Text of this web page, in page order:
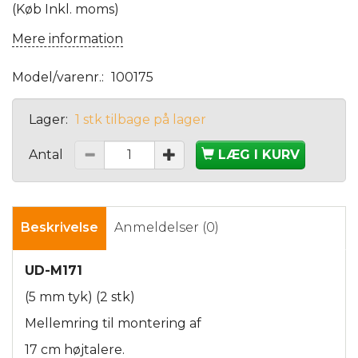
(Køb Inkl. moms)
Mere information
Model/varenr.: 100175
Lager: 1 stk tilbage på lager
Antal LÆG I KURV
Beskrivelse Anmeldelser (0)
UD-M171
(5 mm tyk) (2 stk)
Mellemring til montering af
17 cm højtalere.